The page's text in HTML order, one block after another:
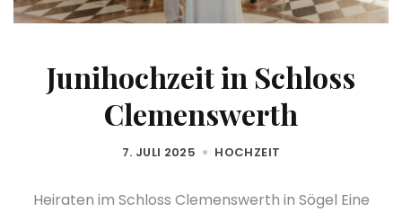
Junihochzeit in Schloss
Clemenswerth
7. JULI 2025 HOCHZEIT
Heiraten im Schloss Clemenswerth in Sögel Eine